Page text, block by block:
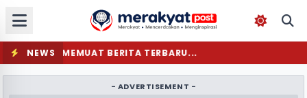
NEWS MEMUAT BERITA TERBARU...
- ADVERTISEMENT -